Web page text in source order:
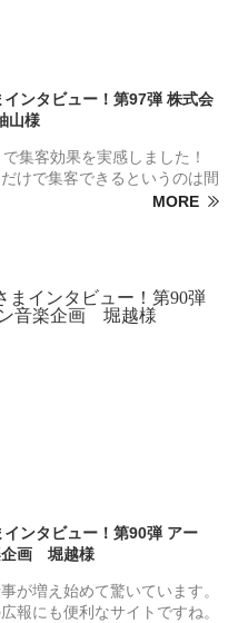
ンタビュー！第97弾 株式会
山様
集客効果を実感しました！
けで集客できるというのは間
MORE
ンタビュー！第90弾 アー
企画 堀越様
が増え始めて驚いています。
報にも便利なサイトですね。